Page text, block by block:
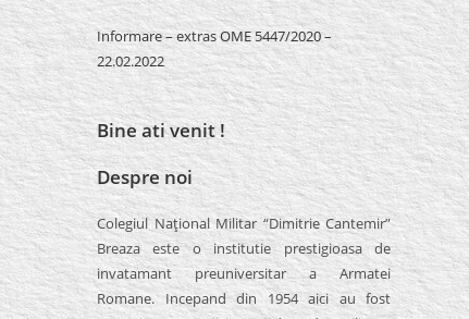
Informare – extras OME 5447/2020 –
22.02.2022
Bine ati venit !
Despre noi
Colegiul Naţional Militar “Dimitrie Cantemir”
Breaza este o institutie prestigioasa de
invatamant preuniversitar a Armatei
Romane. Incepand din 1954 aici au fost